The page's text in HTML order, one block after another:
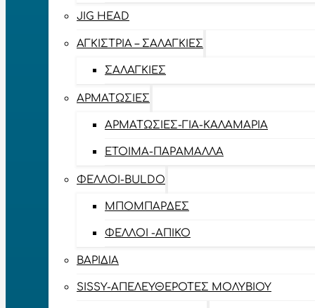
JIG HEAD
ΑΓΚΊΣΤΡΙΑ – ΣΑΛΑΓΚΙΈΣ
ΣΑΛΑΓΚΙΈΣ
ΑΡΜΑΤΩΣΙΈΣ
ΑΡΜΑΤΩΣΙΈΣ-ΓΙΑ-ΚΑΛΑΜΆΡΙΑ
ΈΤΟΙΜΑ-ΠΑΡΆΜΑΛΛΑ
ΦΕΛΛΟΊ-BULDO
ΜΠΟΜΠΆΡΔΕΣ
ΦΕΛΛΟΊ -ΑΠΊΚΟ
ΒΑΡΊΔΙΑ
SISSY-ΑΠΕΛΕΥΘΕΡΟΤΈΣ ΜΟΛΥΒΙΟΎ